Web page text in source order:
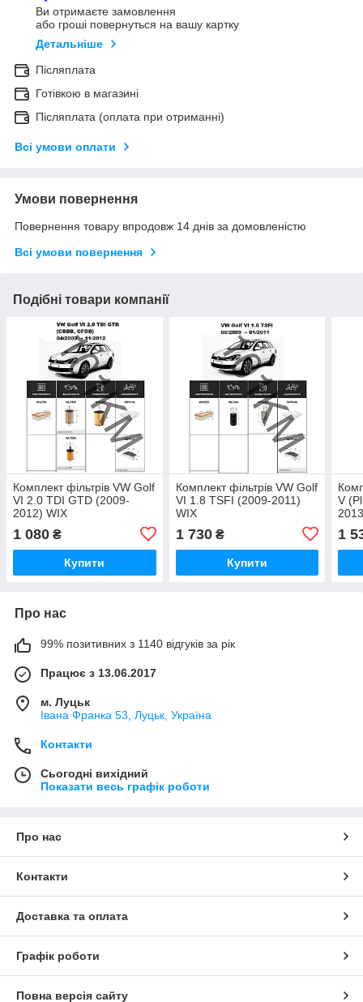
Ви отримаєте замовлення
або гроші повернуться на вашу картку
Детальніше
Післяплата
Готівкою в магазині
Післяплата (оплата при отриманні)
Всі умови оплати
Умови повернення
Повернення товару впродовж 14 днів за домовленістю
Всі умови повернення
Подібні товари компанії
Комплект фільтрів VW Golf
VI 2.0 TDI GTD (2009-
2012) WIX
1 080 ₴
Купити
Комплект фільтрів VW Golf
VI 1.8 TSFI (2009-2011)
WIX
1 730₴
Купити
V
1
Про нас
99% позитивних з 1140 відгуків за рік
Працює з 13.06.2017
м. Луцьк
Івана Франка 53, Луцьк, Україна
Контакти
Сьогодні вихідний
Показати весь графік роботи
Про нас
Контакти
Доставка та оплата
Графік роботи
Повна версія сайту